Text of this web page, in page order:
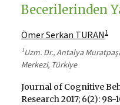
Becerilerinden
Ömer Serkan TURAN1
1Uzm. Dr., Antalya
Merkezi, Türkiye
Journal of Cognitive
Research 2017; 6(2): 98-